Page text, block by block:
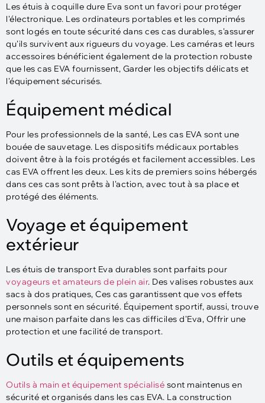
Les étuis à coquille dure Eva sont un favori pour protéger
l'électronique. Les ordinateurs portables et les comprimés
sont logés en toute sécurité dans ces cas durables, s'assurer
qu'ils survivent aux rigueurs du voyage. Les caméras et leurs
accessoires bénéficient également de la protection robuste
que les cas EVA fournissent, Garder les objectifs délicats et
l'équipement sécurisés.
Équipement médical
Pour les professionnels de la santé, Les cas EVA sont une
bouée de sauvetage. Les dispositifs médicaux portables
doivent être à la fois protégés et facilement accessibles. Les
cas EVA offrent les deux. Les kits de premiers soins hébergés
dans ces cas sont prêts à l'action, avec tout à sa place et
protégé des éléments.
Voyage et équipement
extérieur
Les étuis de transport Eva durables sont parfaits pour
voyageurs et amateurs de plein air. Des valises robustes aux
sacs à dos pratiques, Ces cas garantissent que vos effets
personnels sont en sécurité. Équipement sportif, aussi, trouve
une maison parfaite dans les cas difficiles d'Eva, Offrir une
protection et une facilité de transport.
Outils et équipements
Outils à main et équipement spécialisé sont maintenus en
sécurité et organisés dans les cas EVA. La construction